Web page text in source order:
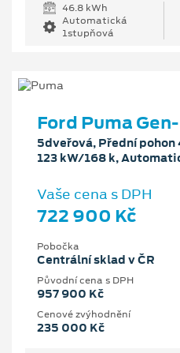
46.8 kWh
Automatická
1stupňová
Ford Puma
5dveřová, Přední pohon
123 kW/168 k,
Vaše cena s DPH
722 900 Kč
Pobočka
Centrální sklad v ČR
Původní cena s DPH
957 900 Kč
Cenové zvýhodnění
235 000 Kč